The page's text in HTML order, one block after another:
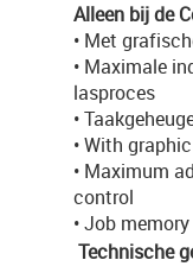
Alleen bij de
• Met
• Maximale
lasproces
•
• With
• Maximum
control
• Job
Technische